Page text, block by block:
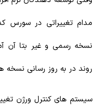
مدام تغییراتی در سورس
نسخه رسمی و غیر بتا آن
روند در به روز رسانی نسخه
سیستم های کنترل ورژن